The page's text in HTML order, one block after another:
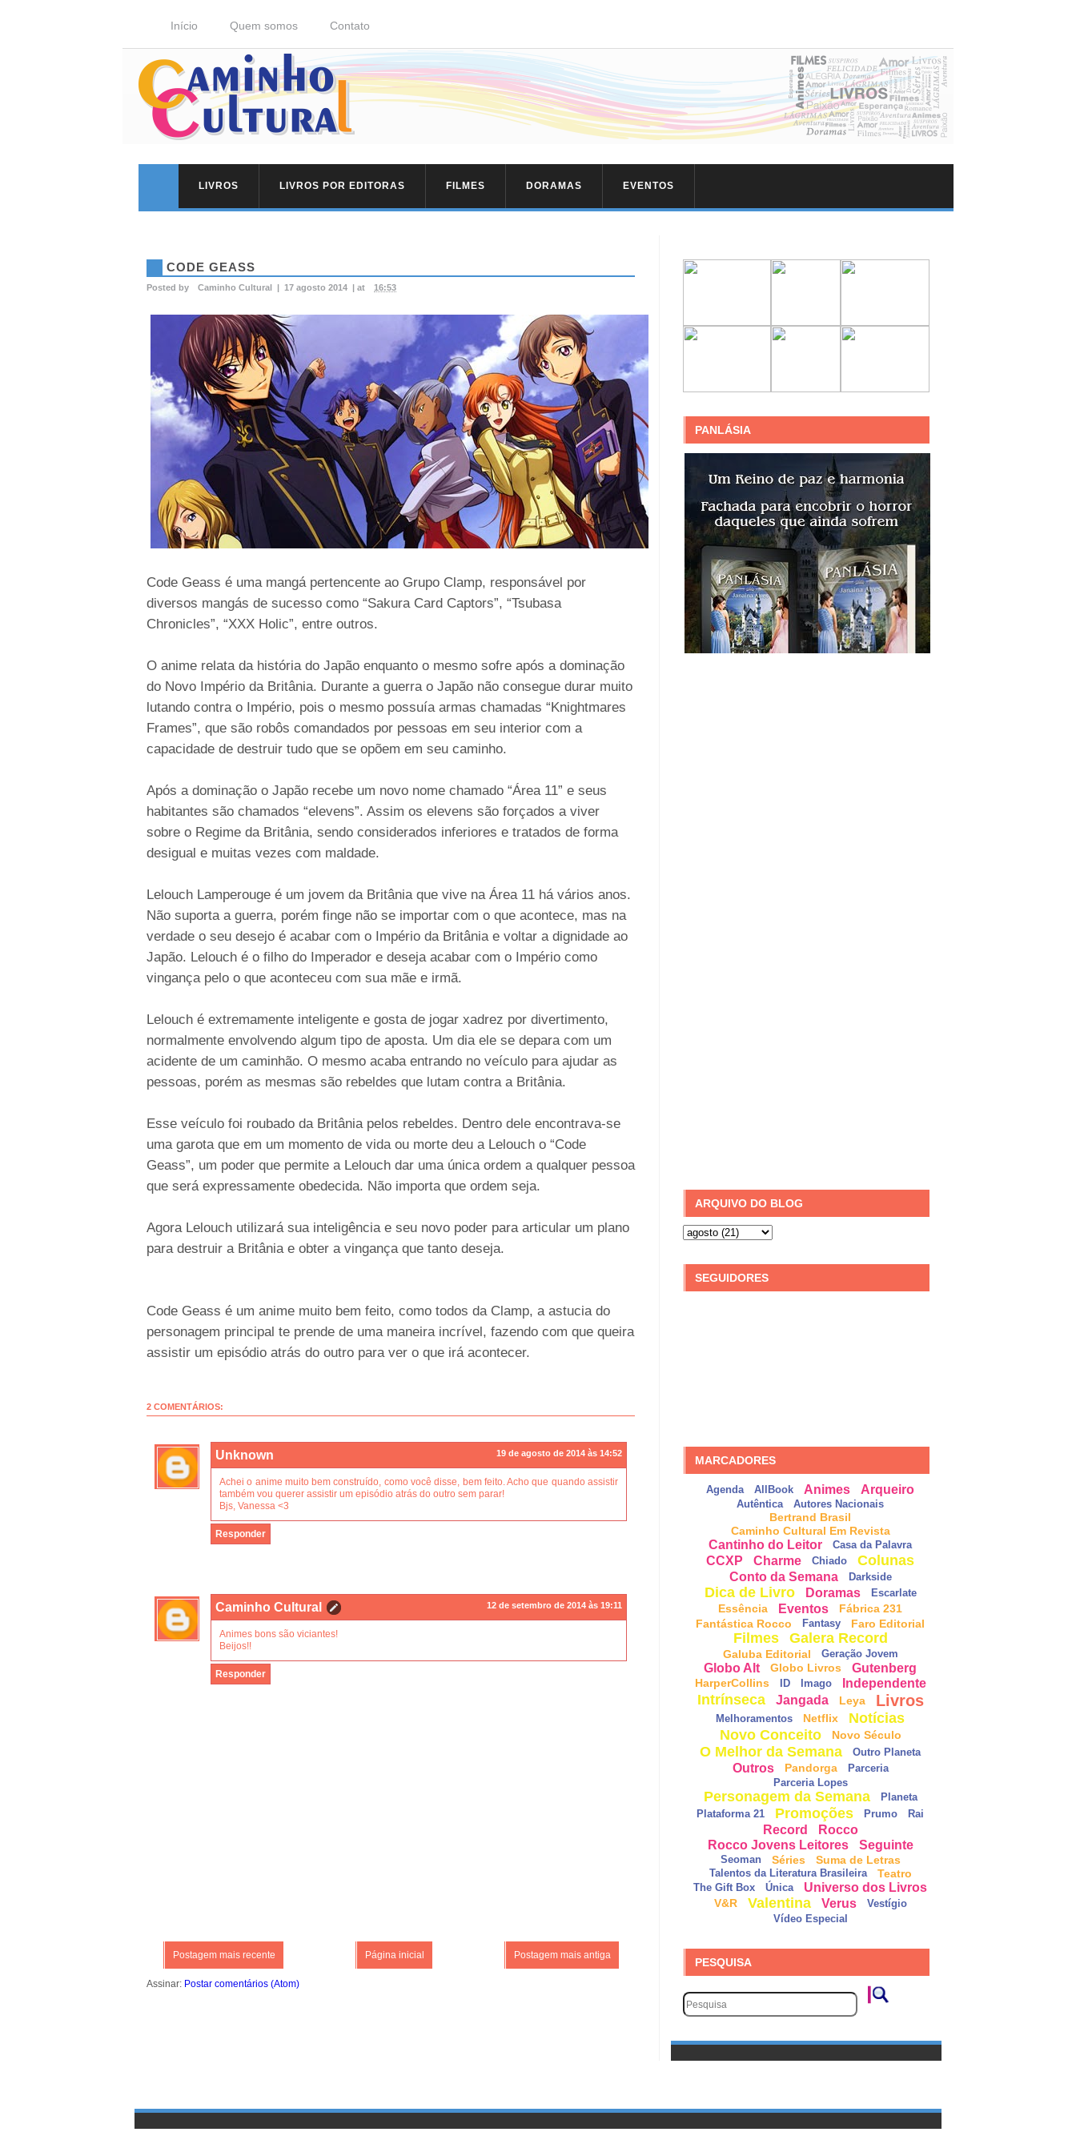
Início Quem somos Contato
LIVROS LIVROS POR EDITORAS FILMES DORAMAS EVENTOS
CODE GEASS
Posted by Caminho Cultural | 17 agosto 2014 | at 16:53
Code Geass é uma mangá pertencente ao Grupo Clamp, responsável por
diversos mangás de sucesso como “Sakura Card Captors”, “Tsubasa
Chronicles”, “XXX Holic”, entre outros.
O anime relata da história do Japão enquanto o mesmo sofre após a dominação
do Novo Império da Britânia. Durante a guerra o Japão não consegue durar muito
lutando contra o Império, pois o mesmo possuía armas chamadas “Knightmares
Frames”, que são robôs comandados por pessoas em seu interior com a
capacidade de destruir tudo que se opõem em seu caminho.
Após a dominação o Japão recebe um novo nome chamado “Área 11” e seus
habitantes são chamados “elevens”. Assim os elevens são forçados a viver
sobre o Regime da Britânia, sendo considerados inferiores e tratados de forma
desigual e muitas vezes com maldade.
Lelouch Lamperouge é um jovem da Britânia que vive na Área 11 há vários anos.
Não suporta a guerra, porém finge não se importar com o que acontece, mas na
verdade o seu desejo é acabar com o Império da Britânia e voltar a dignidade ao
Japão. Lelouch é o filho do Imperador e deseja acabar com o Império como
vingança pelo o que aconteceu com sua mãe e irmã.
Lelouch é extremamente inteligente e gosta de jogar xadrez por divertimento,
normalmente envolvendo algum tipo de aposta. Um dia ele se depara com um
acidente de um caminhão. O mesmo acaba entrando no veículo para ajudar as
pessoas, porém as mesmas são rebeldes que lutam contra a Britânia.
Esse veículo foi roubado da Britânia pelos rebeldes. Dentro dele encontrava-se
uma garota que em um momento de vida ou morte deu a Lelouch o “Code
Geass”, um poder que permite a Lelouch dar uma única ordem a qualquer pessoa
que será expressamente obedecida. Não importa que ordem seja.
Agora Lelouch utilizará sua inteligência e seu novo poder para articular um plano
para destruir a Britânia e obter a vingança que tanto deseja.
Code Geass é um anime muito bem feito, como todos da Clamp, a astucia do
personagem principal te prende de uma maneira incrível, fazendo com que queira
assistir um episódio atrás do outro para ver o que irá acontecer.
2 COMENTÁRIOS:
Unknown 19 de agosto de 2014 às 14:52
Achei o anime muito bem construído, como você disse, bem feito. Acho que quando assistir
também vou querer assistir um episódio atrás do outro sem parar!
Bjs, Vanessa <3
Responder
Caminho Cultural 12 de setembro de 2014 às 19:11
Animes bons são viciantes!
Beijos!!
Responder
Postagem mais recente Postagem mais antiga
Página inicial
Assinar: Postar comentários (Atom)
PANLÁSIA
ARQUIVO DO BLOG
SEGUIDORES
MARCADORES
Agenda AllBook Animes Arqueiro
Autêntica Autores Nacionais
Bertrand Brasil
Caminho Cultural Em Revista
Cantinho do Leitor Casa da Palavra
CCXP Charme Chiado Colunas
Conto da Semana Darkside
Dica de Livro Doramas Escarlate
Essência Eventos
Fábrica 231
Fantástica Rocco
Fantasy Faro Editorial
Filmes Galera Record
Galuba Editorial Geração Jovem
Globo Alt Globo Livros Gutenberg
HarperCollins ID Imago Independente
Intrínseca Jangada Leya Livros
Melhoramentos Netflix
Notícias
Novo Conceito
Novo Século
O Melhor da Semana Outro Planeta
Outros Pandorga
Parceria
Parceria Lopes
Personagem da Semana
Planeta
Plataforma 21
Promoções Prumo Rai
Record
Rocco
Rocco Jovens Leitores
Seguinte
Seoman Séries Suma de Letras
Talentos da Literatura Brasileira Teatro
The Gift Box Única Universo dos Livros
V&R Valentina Verus
Vestígio
Vídeo Especial
PESQUISA